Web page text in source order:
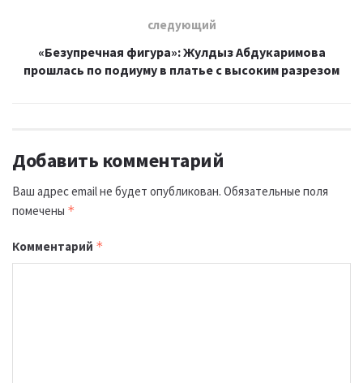
следующий
«Безупречная фигура»: Жулдыз Абдукаримова
прошлась по подиуму в платье с высоким разрезом
Добавить комментарий
Ваш адрес email не будет опубликован. Обязательные поля
помечены *
Комментарий *